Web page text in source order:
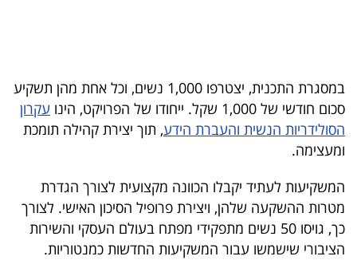
המילון
הכלכלי
פודקאסט
40
UNDER
40
במסגרת התכנית, יצטרפו 1,000 נשים, וכל אחת מהן תשקיע
סכום חודשי של 1,000 שקל. ייחודו של הפרויקט, הינו
עקרון
הסולידריות הנשית והעברת הידע, תוך יצירת קהילה תומכת
ומעצימה.
המשקיעות לעתיד יקבלו הכוונה מקצועית לצורך הגדרת
מטרות ההשקעה שלהן, ויצירת פרופיל הסיכון האישי. לצורך
כך, גויסו 50 נשים מתפקידי מפתח בעולם העסקי והשירות
הציבורי שישמשו עבור המשקיעות החדשות כמנטוריות.